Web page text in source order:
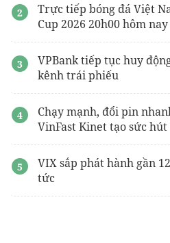
Trực tiếp bóng đá Việt
Cup 2026 20h00 hôm
VPBank tiếp tục huy
kênh trái phiếu
Chạy mạnh, đổi pin
VinFast Kinet tạo sức
VIX sắp phát hành gần
tức